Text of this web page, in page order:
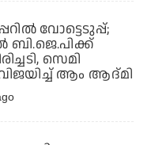
വോട്ടെടുപ്പ്;
ബി.ജെ.പിക്ക്
സെമി
ആം ആദ്മി